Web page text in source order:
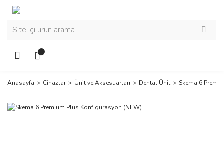
Anasayfa Cihazlar Ünit ve Aksesuarları Dental Ünit Skema 6